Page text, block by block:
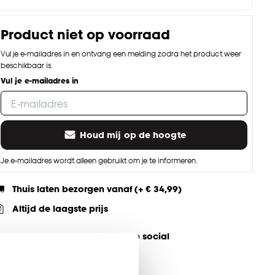
Product niet op voorraad
Vul je e-mailadres in en ontvang een melding zodra het product weer
beschikbaar is.
Vul je e-mailadres in
Houd mij op de hoogte
Je e-mailadres wordt alleen gebruikt om je te informeren.
Thuis laten bezorgen vanaf (+ € 34,99)
Altijd de laagste prijs
jouw product & volg ons op social